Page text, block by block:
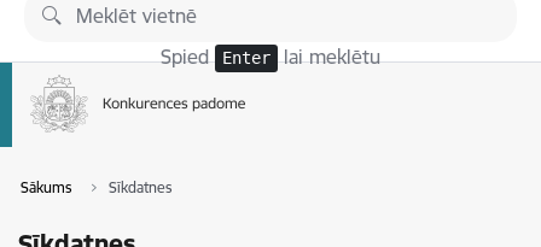
Pāriet uz lapas saturu
Spied Enter lai meklētu
Sākums Sīkdatnes